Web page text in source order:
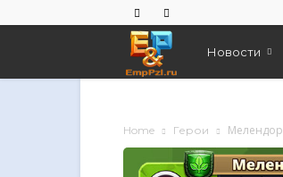
Empires
Puzzles
Новости
Home Герои Мелендор